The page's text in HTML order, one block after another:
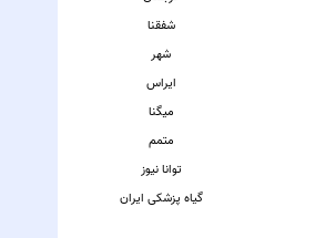
شفقنا
شهر
ایراس
میگنا
متمم
توانا نیوز
گیاه پزشکی ایران